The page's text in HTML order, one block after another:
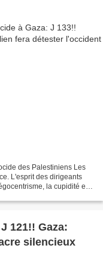
des Palestiniens Les
L'esprit des dirigeants
la cupidité et
121!! Gaza:
silencieux